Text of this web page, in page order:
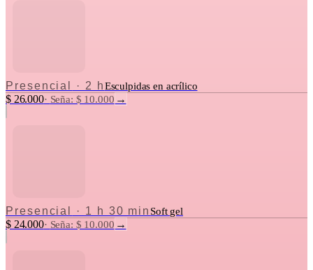
Presencial · 2 hEsculpidas en acrílico
$ 26.000· Seña: $ 10.000 →
Presencial · 1 h 30 min Soft gel
$ 24.000· Seña: $ 10.000 →